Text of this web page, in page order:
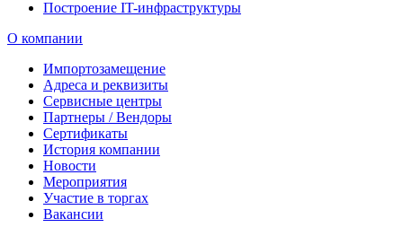
Построение IT-инфраструктуры
О компании
Импортозамещение
Адреса и реквизиты
Сервисные центры
Партнеры / Вендоры
Сертификаты
История компании
Новости
Мероприятия
Участие в торгах
Вакансии